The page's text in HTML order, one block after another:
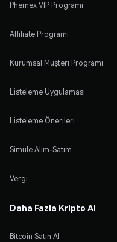
Phemex VIP Programı
Affiliate Programı
Kurumsal Müşteri Programı
Listeleme Uygulaması
Listeleme Önerileri
Simüle Alım-Satım
Vergi
Daha Fazla Kripto Al
Bitcoin Satın Al